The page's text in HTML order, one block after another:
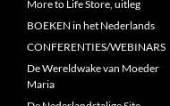
More to Life Store, uitleg
BOEKEN in het Nederlands
CONFERENTIES/WEBINARS
De Wereldwake van Moeder
Maria